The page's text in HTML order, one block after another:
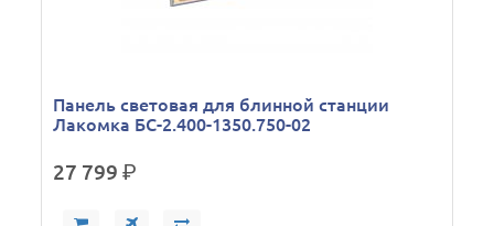
Панель световая для блинной станции
Лакомка БС-2.400-1350.750-02
27 799р.